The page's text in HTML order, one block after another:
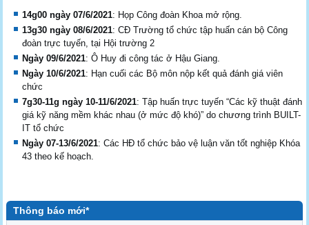
14g00 ngày 07/6/2021: Họp Công đoàn Khoa mở rộng.
13g30 ngày 08/6/2021: CĐ Trường tổ chức tập huấn cán bộ Công
đoàn trực tuyến, tại Hội trường 2
Ngày 09/6/2021: Ô Huy đi công tác ở Hậu Giang.
Ngày 10/6/2021: Hạn cuối các Bộ môn nộp kết quả đánh giá viên
chức
7g30-11g ngày 10-11/6/2021: Tập huấn trực tuyến “Các kỹ thuật đánh
giá kỹ năng mềm khác nhau (ở mức độ khó)” do chương trình BUILT-
IT tổ chức
Ngày 07-13/6/2021: Các HĐ tổ chức bảo vệ luận văn tốt nghiệp Khóa
43 theo kế hoạch.
Thông báo mới*